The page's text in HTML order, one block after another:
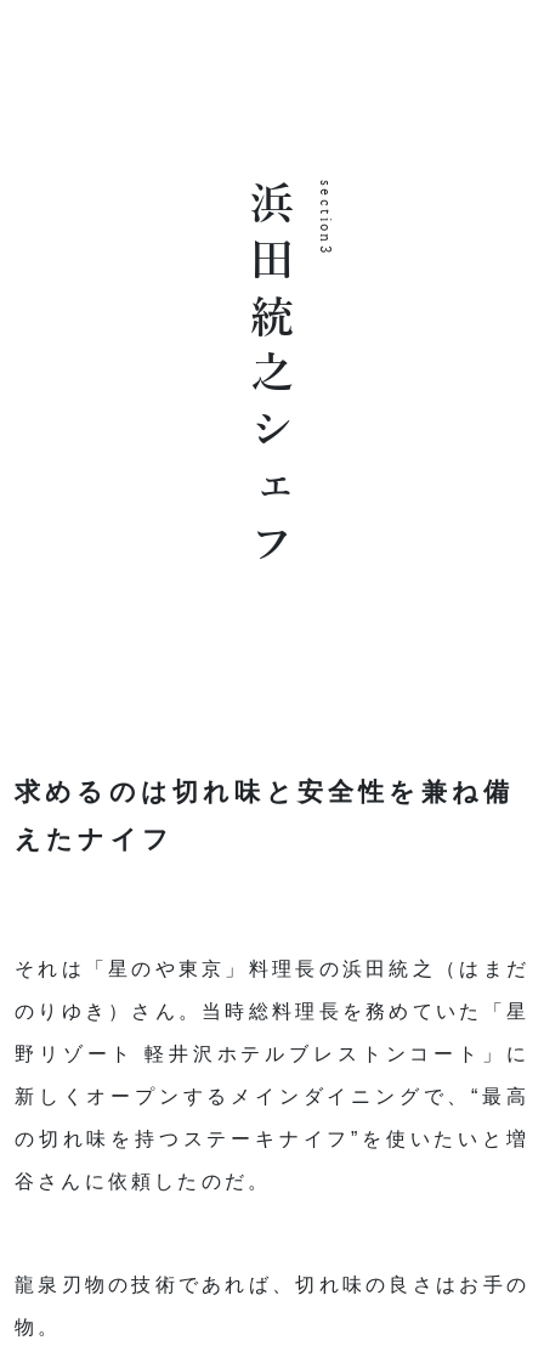
浜田統之シェフ section3
求めるのは切れ味と安全性を兼ね備
えたナイフ
それは「星のや東京」料理長の浜田統之（はまだ
のりゆき）さん。当時総料理長を務めていた「星
野リゾート 軽井沢ホテルブレストンコート」に
新しくオープンするメインダイニングで、“最高
の切れ味を持つステーキナイフ”を使いたいと増
谷さんに依頼したのだ。
龍泉刃物の技術であれば、切れ味の良さはお手の
物。